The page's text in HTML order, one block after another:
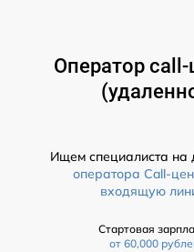
Оператор call-
Ищем специалиста на
оператора Call-
входящую
Стартовая
от 60,000